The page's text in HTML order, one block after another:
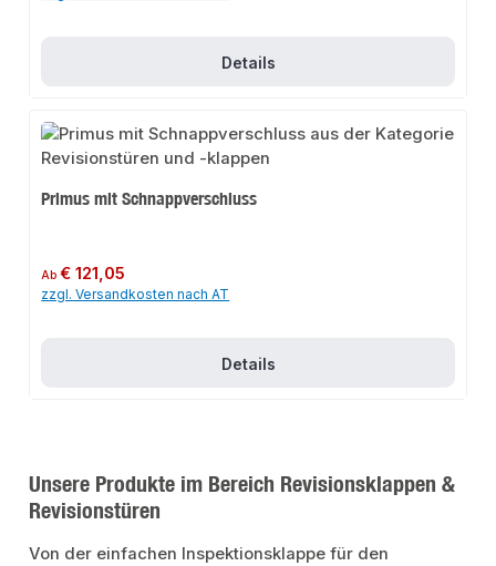
Details
Primus mit Schnappverschluss
Regulärer Preis:
Ab€ 121,05
zzgl. Versandkosten nach AT
Details
Unsere Produkte im Bereich Revisionsklappen &
Revisionstüren
Von der einfachen Inspektionsklappe für den